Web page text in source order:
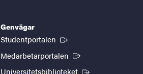
Genvägar
Studentportalen (Extern länk)
Medarbetarportalen (Extern länk)
Universitetsbiblioteket (Extern länk)